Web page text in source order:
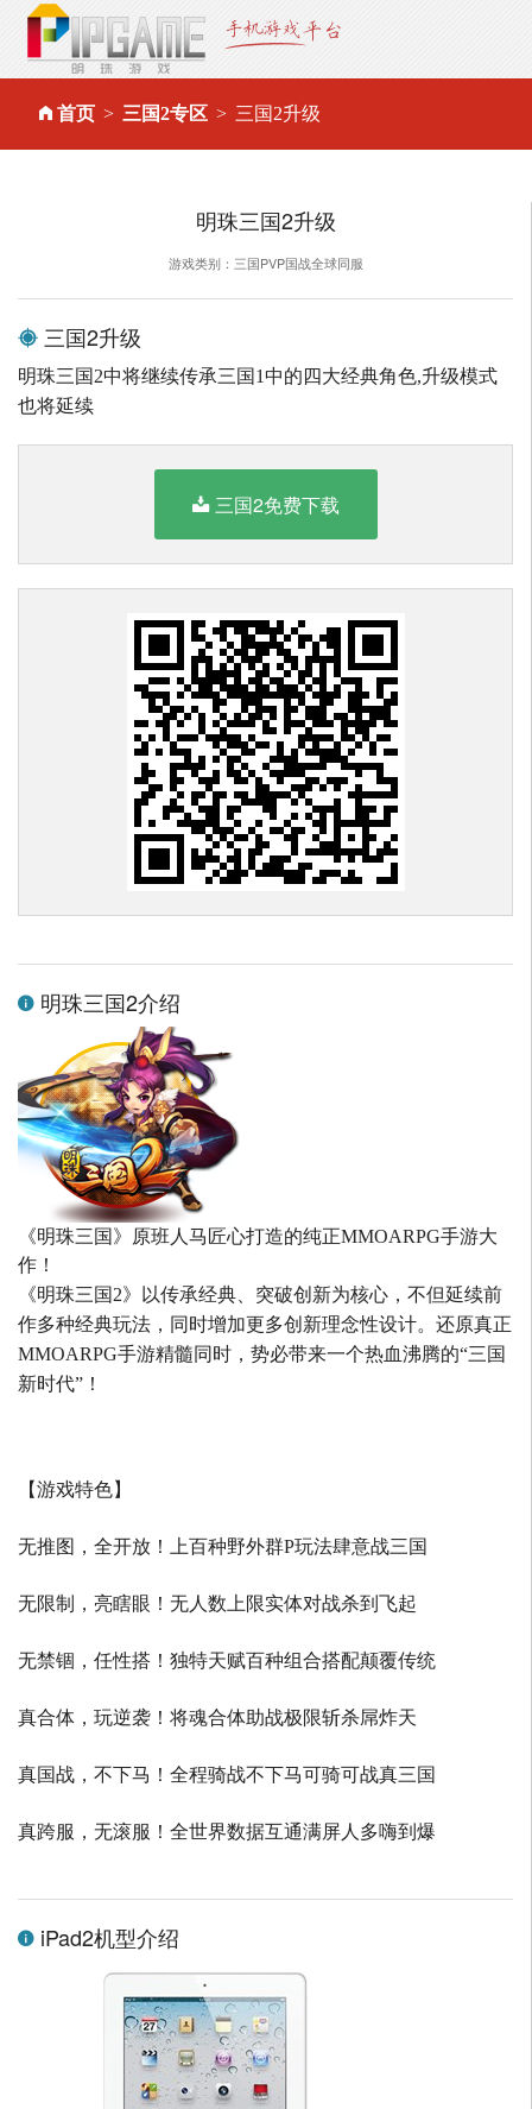
首页 三国2专区 三国2升级
明珠三国2升级
游戏类别：三国PVP国战全球同服
三国2升级
明珠三国2中将继续传承三国1中的四大经典角色,升级模式
也将延续
三国2免费下载
明珠三国2介绍
《明珠三国》原班人马匠心打造的纯正MMOARPG手游大
作！
《明珠三国2》以传承经典、突破创新为核心，不但延续前
作多种经典玩法，同时增加更多创新理念性设计。还原真正
MMOARPG手游精髓同时，势必带来一个热血沸腾的“三国
新时代”！
【游戏特色】
无推图，全开放！上百种野外群P玩法肆意战三国
无限制，亮瞎眼！无人数上限实体对战杀到飞起
无禁锢，任性搭！独特天赋百种组合搭配颠覆传统
真合体，玩逆袭！将魂合体助战极限斩杀屌炸天
真国战，不下马！全程骑战不下马可骑可战真三国
真跨服，无滚服！全世界数据互通满屏人多嗨到爆
iPad2机型介绍